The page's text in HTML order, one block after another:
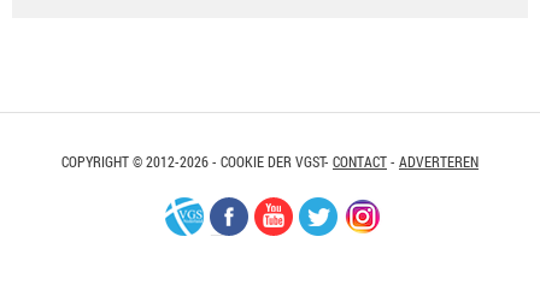
COPYRIGHT © 2012-2026 - COOKIE DER VGST- CONTACT- ADVERTEREN